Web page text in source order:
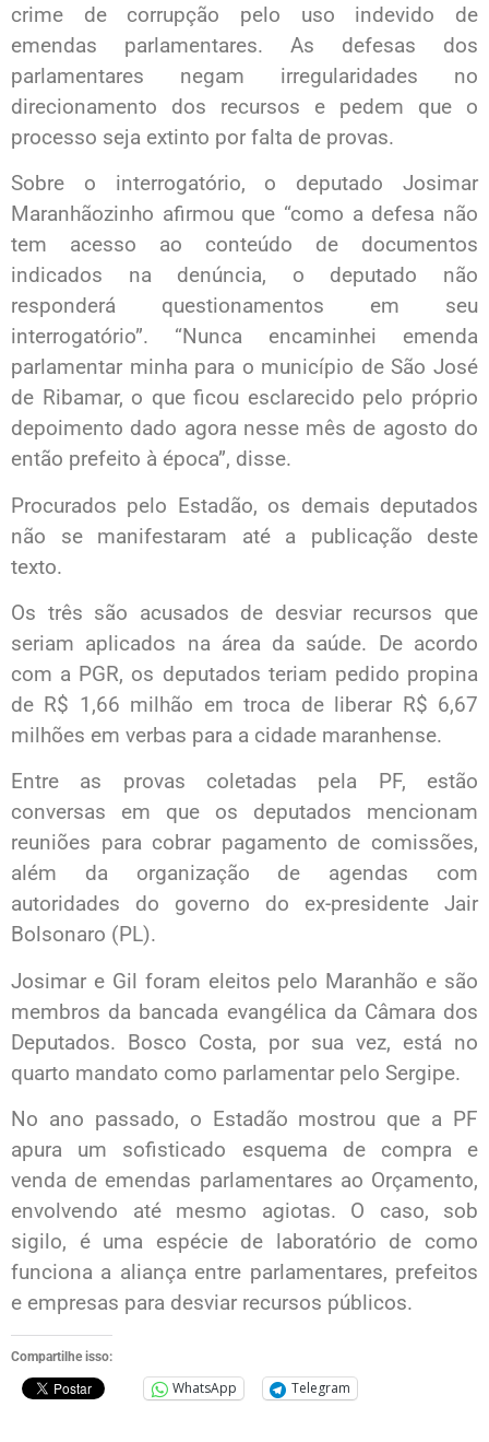
crime de corrupção pelo uso indevido de
emendas parlamentares. As defesas dos
parlamentares negam irregularidades no
direcionamento dos recursos e pedem que o
processo seja extinto por falta de provas.
Sobre o interrogatório, o deputado Josimar
Maranhãozinho afirmou que “como a defesa não
tem acesso ao conteúdo de documentos
indicados na denúncia, o deputado não
responderá questionamentos em seu
interrogatório”. “Nunca encaminhei emenda
parlamentar minha para o município de São José
de Ribamar, o que ficou esclarecido pelo próprio
depoimento dado agora nesse mês de agosto do
então prefeito à época”, disse.
Procurados pelo Estadão, os demais deputados
não se manifestaram até a publicação deste
texto.
Os três são acusados de desviar recursos que
seriam aplicados na área da saúde. De acordo
com a PGR, os deputados teriam pedido propina
de R$ 1,66 milhão em troca de liberar R$ 6,67
milhões em verbas para a cidade maranhense.
Entre as provas coletadas pela PF, estão
conversas em que os deputados mencionam
reuniões para cobrar pagamento de comissões,
além da organização de agendas com
autoridades do governo do ex-presidente Jair
Bolsonaro (PL).
Josimar e Gil foram eleitos pelo Maranhão e são
membros da bancada evangélica da Câmara dos
Deputados. Bosco Costa, por sua vez, está no
quarto mandato como parlamentar pelo Sergipe.
No ano passado, o Estadão mostrou que a PF
apura um sofisticado esquema de compra e
venda de emendas parlamentares ao Orçamento,
envolvendo até mesmo agiotas. O caso, sob
sigilo, é uma espécie de laboratório de como
funciona a aliança entre parlamentares, prefeitos
e empresas para desviar recursos públicos.
Compartilhe isso:
WhatsApp Telegram